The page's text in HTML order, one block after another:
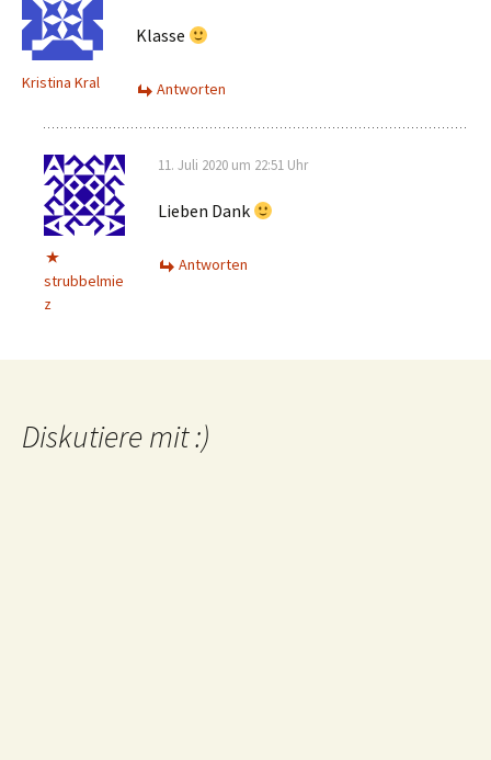
Kristina Kral
Klasse
Antworten
strubbelmie
z
11. Juli 2020 um 22:51 Uhr
Lieben Dank
Antworten
Diskutiere mit :)